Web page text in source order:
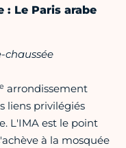
: Le Paris arabe
chaussée
e arrondissement
liens privilégiés
L'IMA est le point
à la mosquée